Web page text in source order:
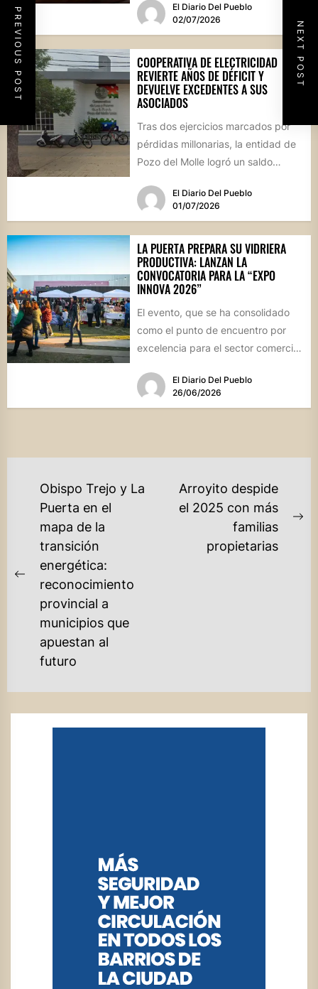
PREVIOUS POST NEXT POST
Soto...
El Diario Del Pueblo
02/07/2026
COOPERATIVA DE ELECTRICIDAD
REVIERTE AÑOS DE DÉFICIT Y
DEVUELVE EXCEDENTES A SUS
ASOCIADOS
Tras dos ejercicios marcados por
pérdidas millonarias, la entidad de
Pozo del Molle logró un saldo
El Diario Del Pueblo
01/07/2026
LA PUERTA PREPARA SU VIDRIERA
PRODUCTIVA: LANZAN LA
CONVOCATORIA PARA LA “EXPO
INNOVA 2026”
El evento, que se ha consolidado
como el punto de encuentro por
excelencia para el sector comercial
El Diario Del Pueblo
26/06/2026
NAVEGACIÓN
ENTRADAS
Previous
post:
Obispo Trejo y La
Puerta en el
mapa de la
transición
energética:
reconocimiento
provincial a
municipios que
apuestan al
futuro
Arroyito despide
el 2025 con más
familias
propietarias